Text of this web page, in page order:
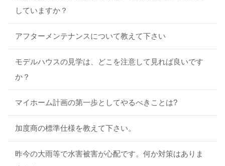
していますか？
アフターメンテナンスについて教えて下さい
モデルハウスの見学は、どこを注意して見れば良いです
か？
マイホーム計画の第一歩としてやるべきことは?
加度商の標準仕様を教えて下さい。
昨今の大雨等で水害被害が心配です。何か対策はありま